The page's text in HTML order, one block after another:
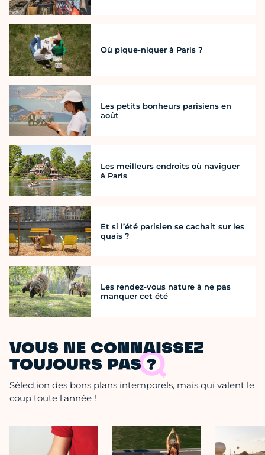
Où pique-niquer à Paris ?
Les petits bonheurs parisiens en
août
Les meilleurs endroits où naviguer
à Paris
Et si l’été parisien se cachait sur les
quais ?
Les rendez-vous nature à ne pas
manquer cet été
VOUS NE CONNAISSEZ
TOUJOURS PAS ?
Sélection des bons plans intemporels, mais qui valent le
coup toute l'année !